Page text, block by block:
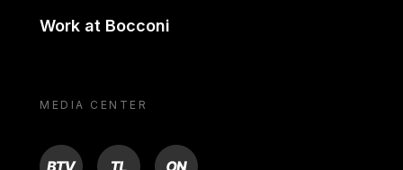
Work at Bocconi
MEDIA CENTER
BTV TL ON